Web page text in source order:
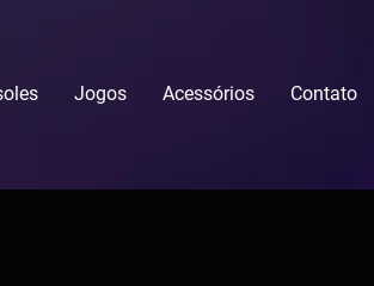
Jogos Acessórios Contato